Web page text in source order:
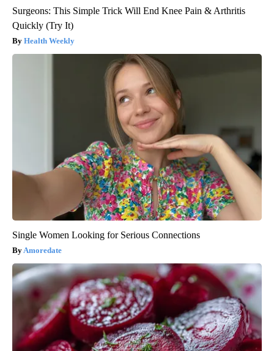
Surgeons: This Simple Trick Will End Knee Pain & Arthritis
Quickly (Try It)
Health Weekly
Single Women Looking for Serious Connections
Amoredate